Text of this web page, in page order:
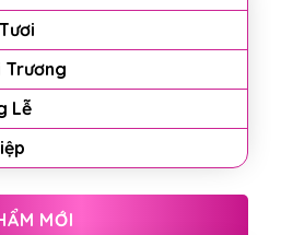
Trương
Lễ
MỚI